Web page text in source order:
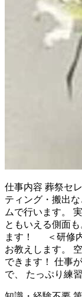
仕事内容 葬祭セ
ティング・搬出
ムで行います。
ともいえる側面
ます！ ＜研修内
お教えします。
できます！ 仕事
で、 たっぷり練